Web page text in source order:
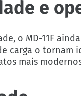
e
o MD-11F
carga o tornam
mais